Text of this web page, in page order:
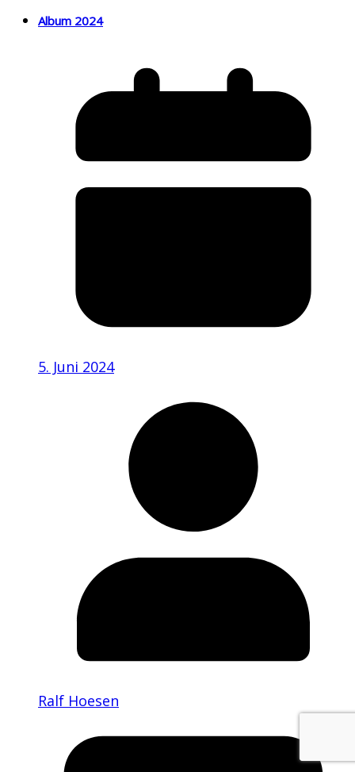
Album 2024
5. Juni 2024
Ralf Hoesen